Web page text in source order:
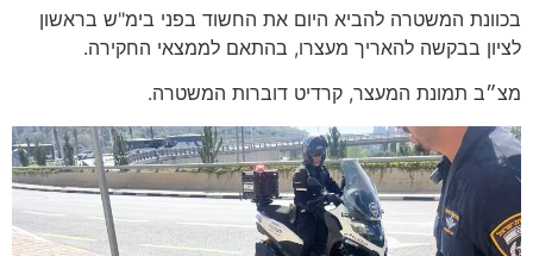
בכוונת המשטרה להביא היום את החשוד בפני בימ"ש בראשון
לציון בבקשה להאריך מעצרו, בהתאם לממצאי החקירה.
מצ״ב תמונת המעצר, קרדיט דוברות המשטרה.